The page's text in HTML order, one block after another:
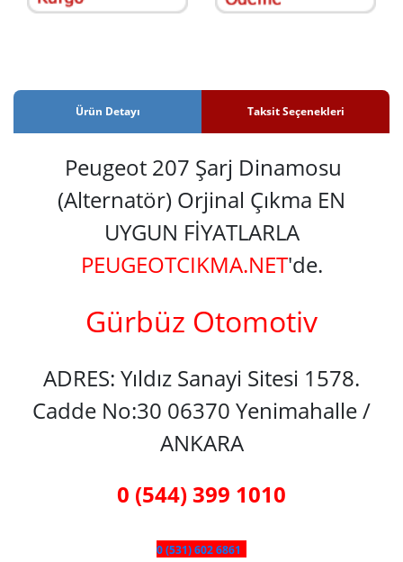
Ürün Detayı Taksit Seçenekleri
Peugeot 207 Şarj Dinamosu
(Alternatör) Orjinal Çıkma EN
UYGUN FİYATLARLA
PEUGEOTCIKMA.NET'de.
Gürbüz Otomotiv
ADRES: Yıldız Sanayi Sitesi 1578.
Cadde No:30 06370 Yenimahalle /
ANKARA
0 (544) 399 1010
0 (531) 602 6861